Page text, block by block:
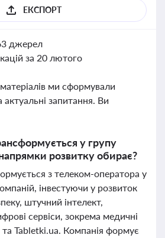
ЕКСПОРТ
джерел
за 20 лютого
ми сформували
актуальні запитання. Ви
у групу
розвитку обирає?
з телеком-оператора у
інвестуючи у розвиток
штучний інтелект,
сервіси, зокрема медичні
Tabletki.ua. Компанія формує